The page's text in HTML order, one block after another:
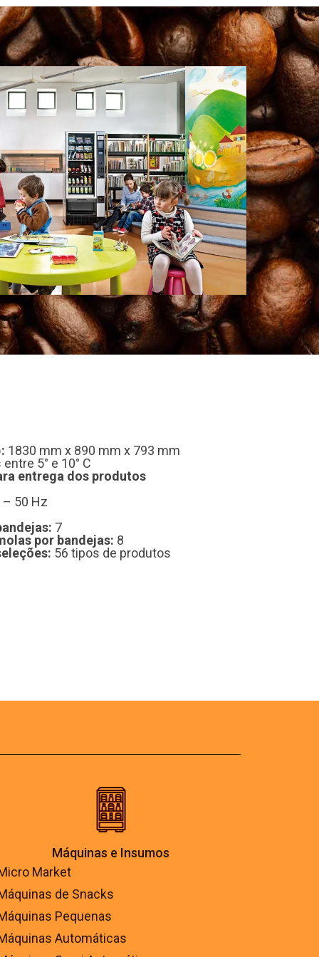
1830 mm x 890 mm x 793 mm
5° e 10° C
entrega dos produtos
– 50 Hz
7
por bandejas: 8
56 tipos de produtos
Máquinas e Insumos
Market
de Snacks
Pequenas
Automáticas